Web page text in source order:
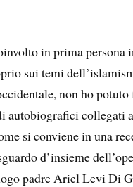
in prima persona
sui temi
non ho
autobiografici collegati
si conviene in una
d’insieme
padre Ariel Levi Di